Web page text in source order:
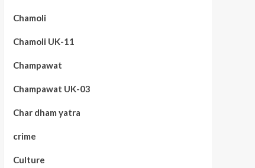
Chamoli
Chamoli UK-11
Champawat
Champawat UK-03
Char dham yatra
crime
Culture